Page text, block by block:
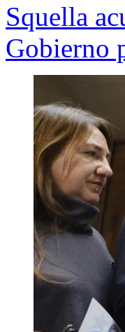
Squella
Gobierno